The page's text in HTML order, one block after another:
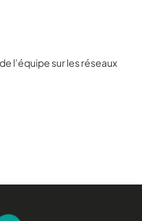
l’équipe sur les réseaux